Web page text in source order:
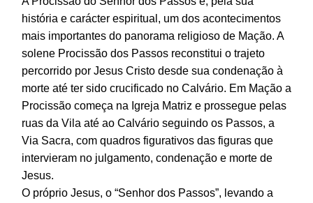
história e carácter espiritual, um dos acontecimentos
mais importantes do panorama religioso de Mação. A
solene Procissão dos Passos reconstitui o trajeto
percorrido por Jesus Cristo desde sua condenação à
morte até ter sido crucificado no Calvário. Em Mação a
Procissão começa na Igreja Matriz e prossegue pelas
ruas da Vila até ao Calvário seguindo os Passos, a
Via Sacra, com quadros figurativos das figuras que
intervieram no julgamento, condenação e morte de
Jesus.
O próprio Jesus, o “Senhor dos Passos”, levando a